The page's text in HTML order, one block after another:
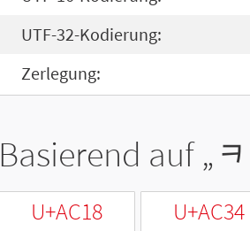
UTF-32-Kodierung:
Zerlegung:
Basierend auf „ ᆿ
U+AC18 U+AC34